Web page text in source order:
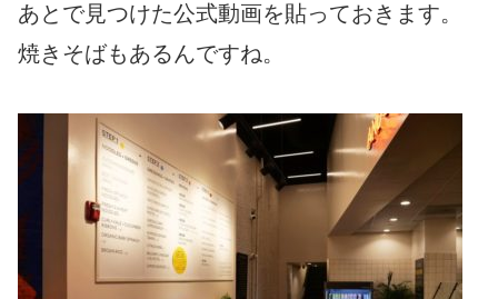
あとで見つけた公式動画を貼っておきます。
焼きそばもあるんですね。